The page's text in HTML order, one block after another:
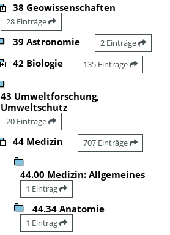
38 Geowissenschaften
28 Einträge
39 Astronomie 2 Einträge
42 Biologie 135 Einträge
43 Umweltforschung,
Umweltschutz
20 Einträge
44 Medizin 707 Einträge
44.00 Medizin: Allgemeines
1 Eintrag
44.34 Anatomie
1 Eintrag